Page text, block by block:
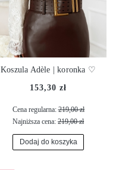
Koszula Adèle | koronka ♡
153,30 zł
Cena regularna:219,00 zł
Najniższa cena: 219,00 zł
Dodaj do koszyka